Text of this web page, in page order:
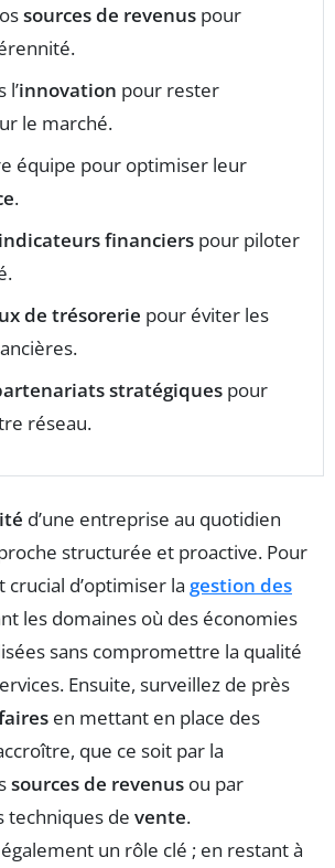
sources de revenus pour
l’innovation pour rester
le marché.
équipe pour optimiser leur
.
indicateurs financiers pour piloter
de trésorerie pour éviter les
stratégiques pour
réseau.
d’une entreprise au quotidien
structurée et proactive. Pour
d’optimiser la gestion des
les domaines où des économies
sans compromettre la qualité
Ensuite, surveillez de près
en mettant en place des
que ce soit par la
sources de revenus ou par
techniques de vente.
un rôle clé ; en restant à